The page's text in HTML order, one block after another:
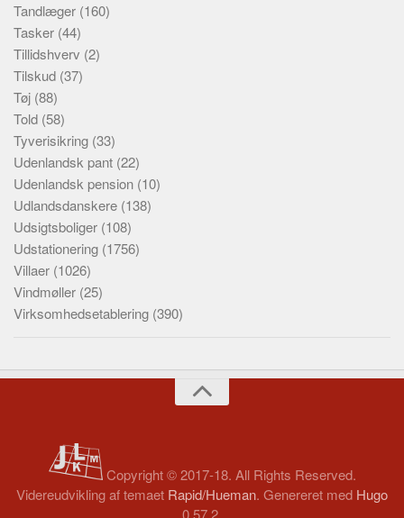
Tandlæger (160)
Tasker (44)
Tillidshverv (2)
Tilskud (37)
Tøj (88)
Told (58)
Tyverisikring (33)
Udenlandsk pant (22)
Udenlandsk pension (10)
Udlandsdanskere (138)
Udsigtsboliger (108)
Udstationering (1756)
Villaer (1026)
Vindmøller (25)
Virksomhedsetablering (390)
Copyright © 2017-18. All Rights Reserved.
Videreudvikling af temaet Rapid/Hueman. Genereret med Hugo
0.57.2.